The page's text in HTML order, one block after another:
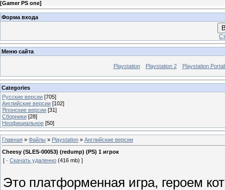
[Gamer PS one]
Форма входа
Меню сайта
Playstation Playstation 2 Playstation
Categories
Русские версии [705]
Английские версии [102]
Японские версии [31]
Сборники [28]
Неофициальное [50]
Главная » Файлы » Playstation » Английские версии
Cheesy (SLES-00053) (redump) (PS) 1 игрок
[ · Скачать удаленно (416 mb) ]
Это платформенная игра, героем